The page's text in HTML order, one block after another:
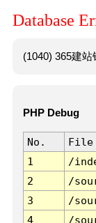
Database
(1040) 365建
PHP Debug
No. File
1
/
2
/
3
/
4
/